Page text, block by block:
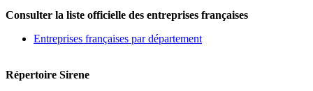
Consulter la liste officielle des entreprises françaises
Entreprises françaises par département
Répertoire Sirene